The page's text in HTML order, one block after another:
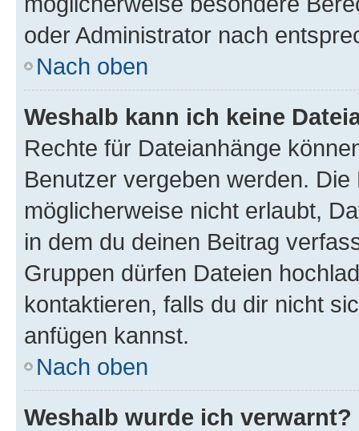
oder Administrator nach
Nach oben
Weshalb kann ich keine
Rechte für Dateianhänge
Benutzer vergeben werden.
möglicherweise nicht erlaubt,
in dem du deinen Beitrag
Gruppen dürfen Dateien
kontaktieren, falls du dir nicht
anfügen kannst.
Nach oben
Weshalb wurde ich verwarnt?